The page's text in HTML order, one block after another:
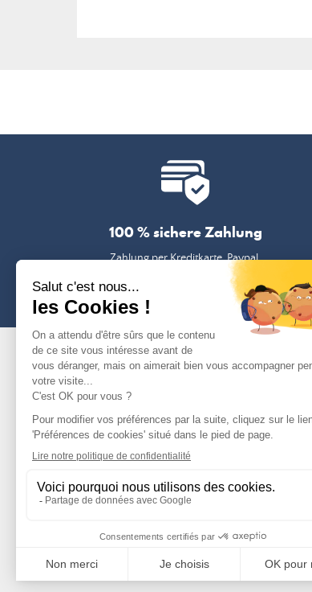
100 % sichere Zahlung
Zahlung per Kreditkarte, Paypal,
Banküberweisung oder Scheck
Benötigen Sie einen Rat, einen
Kostenvoranschlag oder möchten Sie die
Schreiben Sie uns
05 54 54 14 43 (conseils)